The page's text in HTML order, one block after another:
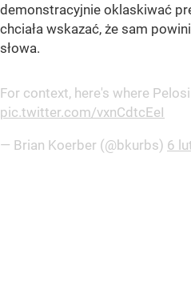
demonstracyjnie oklaskiwać
chciała wskazać, że sam
słowa.
For context, here's where
pic.twitter.com/vxnCdtcEeI
— Brian Koerber (@bkurbs) 6